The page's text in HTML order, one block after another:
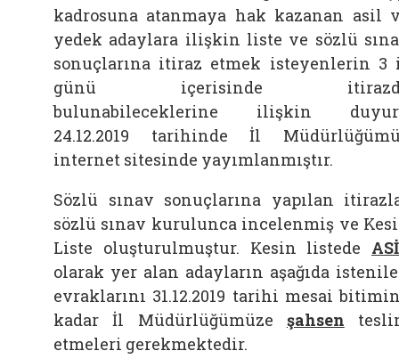
kadrosuna atanmaya hak kazanan asil
yedek adaylara ilişkin liste ve sözlü
sonuçlarına itiraz etmek isteyenlerin 3
günü içerisinde
bulunabileceklerine ilişkin
24.12.2019 tarihinde İl
internet sitesinde yayımlanmıştır.
Sözlü sınav sonuçlarına yapılan
sözlü sınav kurulunca incelenmiş ve
Liste oluşturulmuştur. Kesin listede
olarak yer alan adayların aşağıda
evraklarını 31.12.2019 tarihi mesai
kadar İl Müdürlüğümüze
şahsen
etmeleri gerekmektedir.